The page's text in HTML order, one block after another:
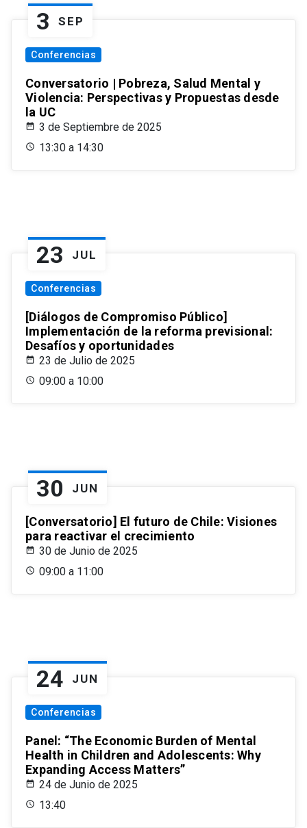
3 SEP
Conferencias
Conversatorio | Pobreza, Salud Mental y
Violencia: Perspectivas y Propuestas desde
la UC
3 de Septiembre de 2025
13:30 a 14:30
23 JUL
Conferencias
[Diálogos de Compromiso Público]
Implementación de la reforma previsional:
Desafíos y oportunidades
23 de Julio de 2025
09:00 a 10:00
30 JUN
[Conversatorio] El futuro de Chile: Visiones
para reactivar el crecimiento
30 de Junio de 2025
09:00 a 11:00
24 JUN
Conferencias
Panel: “The Economic Burden of Mental
Health in Children and Adolescents: Why
Expanding Access Matters”
24 de Junio de 2025
13:40